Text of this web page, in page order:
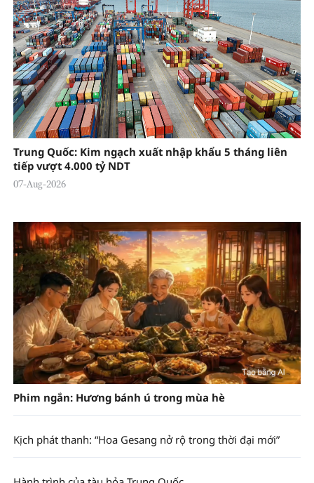
Trung Quốc: Kim ngạch xuất nhập khẩu 5 tháng liên
tiếp vượt 4.000 tỷ NDT
07-Aug-2026
Phim ngắn: Hương bánh ú trong mùa hè
Kịch phát thanh: “Hoa Gesang nở rộ trong thời đại mới”